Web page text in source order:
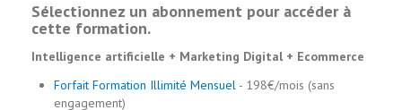
Sélectionnez un abonnement pour accéder à
cette formation.
Intelligence artificielle + Marketing Digital + Ecommerce
Forfait Formation Illimité Mensuel - 198€/mois (sans
engagement)